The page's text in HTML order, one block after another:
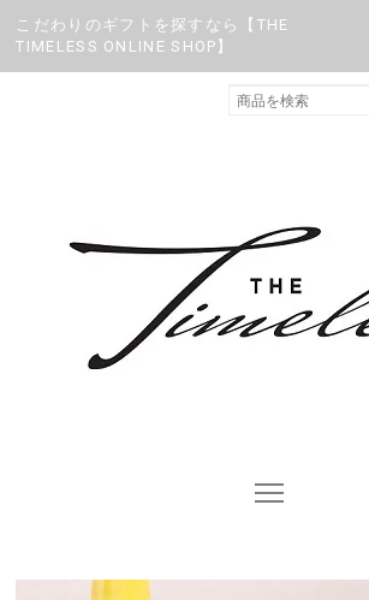
こだわりのギフトを探すなら【THE
TIMELESS ONLINE SHOP】